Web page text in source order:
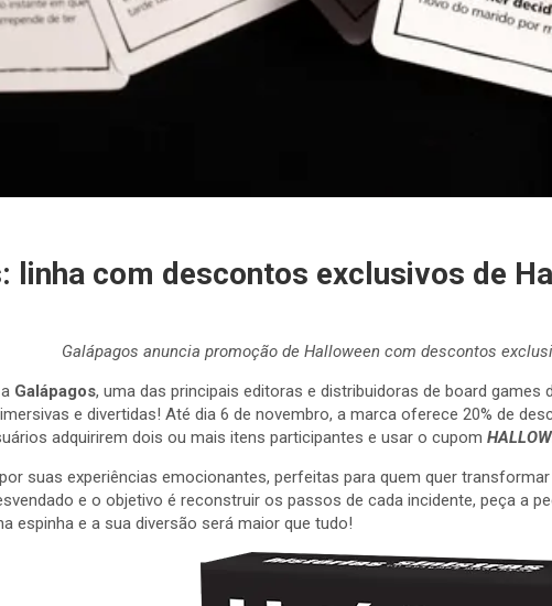
linha com descontos exclusivos de
Galápagos anuncia promoção de Halloween com descontos
Galápagos, uma das principais editoras e distribuidoras de board
e divertidas! Até dia 6 de novembro, a marca oferece 20% de
adquirirem dois ou mais itens participantes e usar o cupom
suas experiências emocionantes, perfeitas para quem quer
e o objetivo é reconstruir os passos de cada incidente, peça a
espinha e a sua diversão será maior que tudo!